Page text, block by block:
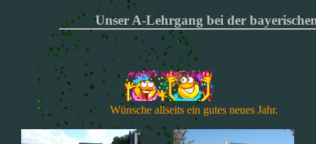
Unser A-Lehrgang bei der
Wünsche allseits ein gutes neues Jahr.